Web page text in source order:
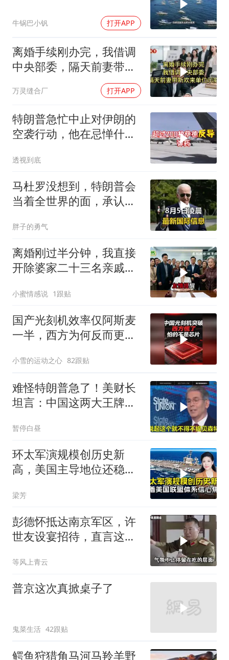
牛锅巴小钒 打开APP
离婚手续刚办完，我借调
中央部委，隔天前妻带新
万灵缝合厂 打开APP
特朗普急忙中止对伊朗的
空袭行动，他在忌惮什
透视到底
马杜罗没想到，特朗普会
当着全世界的面，承认一
胖子的勇气
离婚刚过半分钟，我直接
开除婆家二十三名亲戚，
归她儿子管理
小蜜情感说 1跟贴
国产光刻机效率仅阿斯麦
一半，西方为何反而更
小雪的运动之心 82跟贴
难怪特朗普急了！美财长
坦言：中国这两大王牌，
暂停白昼
环太军演规模创历史新
高，美国主导地位还稳得
梁芳
彭德怀抵达南京军区，许
世友设宴招待，直言这是
等风上青云
普京这次真掀桌子了
鬼菜生活 42跟贴
鳄鱼狩猎角马河马羚羊野